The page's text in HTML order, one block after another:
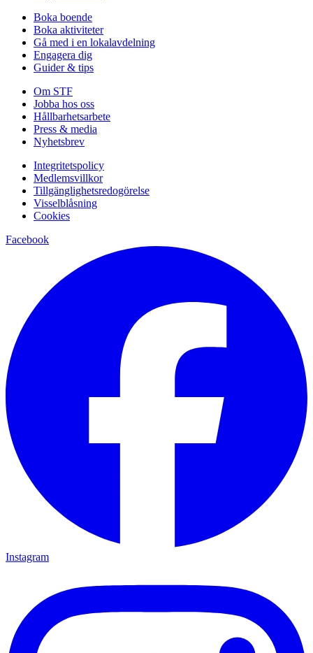
Boka boende
Boka aktiviteter
Gå med i en lokalavdelning
Engagera dig
Guider & tips
Om STF
Jobba hos oss
Hållbarhetsarbete
Press & media
Nyhetsbrev
Integritetspolicy
Medlemsvillkor
Tillgänglighetsredogörelse
Visselblåsning
Cookies
Facebook
Instagram